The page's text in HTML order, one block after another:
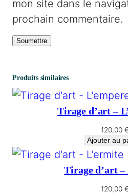
mon site dans le
prochain commentaire.
Produits similaires
Tirage d’art –
120,00 €
Ajouter au
Tirage d’art –
120,00 €